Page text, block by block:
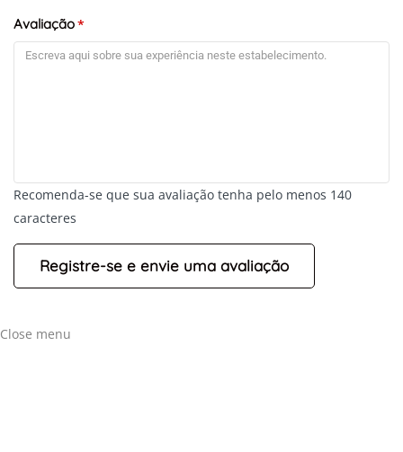
Avaliação*
Recomenda-se que sua avaliação tenha pelo menos 140
caracteres
Close menu